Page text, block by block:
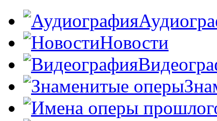
Новости